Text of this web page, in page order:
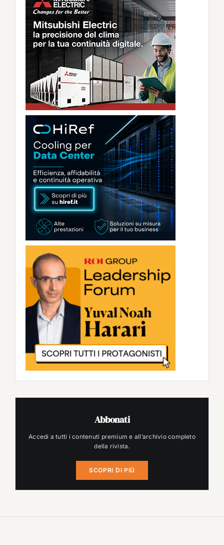
Abbonati
Accedi a tutti i contenuti premium e all’archivio completo
della rivista.
SCOPRI DI PIÙ